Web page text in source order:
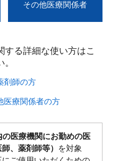
その他医療関係者
る詳細な使い方はこ
剤師の方​
医療関係者の方​
の医療機関にお勤めの医
、薬剤師等）
を対象